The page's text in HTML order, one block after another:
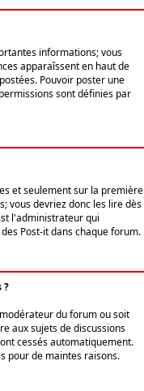
informations; vous
apparaîssent en haut de
Pouvoir poster une
sont définies par
et seulement sur la première
vous devriez donc les lire dès
l'administrateur qui
Post-it dans chaque forum.
?
du forum ou soit
aux sujets de discussions
cessés automatiquement.
pour de maintes raisons.